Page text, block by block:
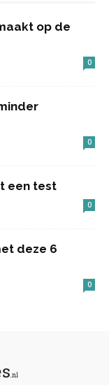
op de
0
0
een test
0
deze 6
0